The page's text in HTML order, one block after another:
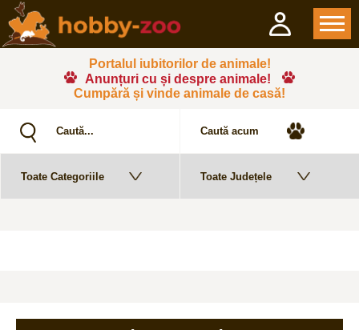
Portalul iubitorilor de animale!
Anunțuri cu și despre animale!
Cumpără și vinde animale de casă!